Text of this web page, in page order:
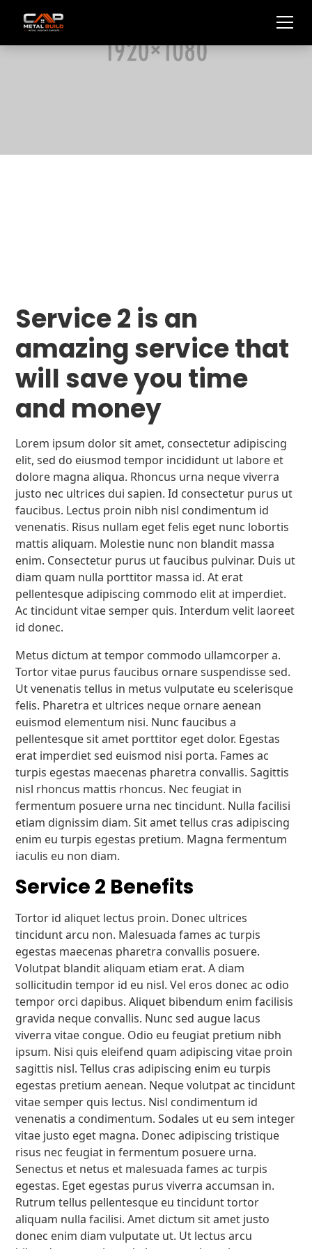
Service 2 is an
amazing service that
will save you time
and money
Lorem ipsum dolor sit amet, consectetur adipiscing
elit, sed do eiusmod tempor incididunt ut labore et
dolore magna aliqua. Rhoncus urna neque viverra
justo nec ultrices dui sapien. Id consectetur purus ut
faucibus. Lectus proin nibh nisl condimentum id
venenatis. Risus nullam eget felis eget nunc lobortis
mattis aliquam. Molestie nunc non blandit massa
enim. Consectetur purus ut faucibus pulvinar. Duis ut
diam quam nulla porttitor massa id. At erat
pellentesque adipiscing commodo elit at imperdiet.
Ac tincidunt vitae semper quis. Interdum velit laoreet
id donec.
Metus dictum at tempor commodo ullamcorper a.
Tortor vitae purus faucibus ornare suspendisse sed.
Ut venenatis tellus in metus vulputate eu scelerisque
felis. Pharetra et ultrices neque ornare aenean
euismod elementum nisi. Nunc faucibus a
pellentesque sit amet porttitor eget dolor. Egestas
erat imperdiet sed euismod nisi porta. Fames ac
turpis egestas maecenas pharetra convallis. Sagittis
nisl rhoncus mattis rhoncus. Nec feugiat in
fermentum posuere urna nec tincidunt. Nulla facilisi
etiam dignissim diam. Sit amet tellus cras adipiscing
enim eu turpis egestas pretium. Magna fermentum
iaculis eu non diam.
Service 2 Benefits
Tortor id aliquet lectus proin. Donec ultrices
tincidunt arcu non. Malesuada fames ac turpis
egestas maecenas pharetra convallis posuere.
Volutpat blandit aliquam etiam erat. A diam
sollicitudin tempor id eu nisl. Vel eros donec ac odio
tempor orci dapibus. Aliquet bibendum enim facilisis
gravida neque convallis. Nunc sed augue lacus
viverra vitae congue. Odio eu feugiat pretium nibh
ipsum. Nisi quis eleifend quam adipiscing vitae proin
sagittis nisl. Tellus cras adipiscing enim eu turpis
egestas pretium aenean. Neque volutpat ac tincidunt
vitae semper quis lectus. Nisl condimentum id
venenatis a condimentum. Sodales ut eu sem integer
vitae justo eget magna. Donec adipiscing tristique
risus nec feugiat in fermentum posuere urna.
Senectus et netus et malesuada fames ac turpis
egestas. Eget egestas purus viverra accumsan in.
Rutrum tellus pellentesque eu tincidunt tortor
aliquam nulla facilisi. Amet dictum sit amet justo
donec enim diam vulputate ut. Ut lectus arcu